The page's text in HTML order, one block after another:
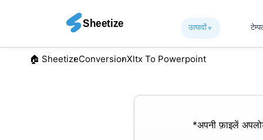
उत्पादों▾︎
🏠︎ SheetizeConversionXltx To Powerpoint
*अपनी फ़ाइलें